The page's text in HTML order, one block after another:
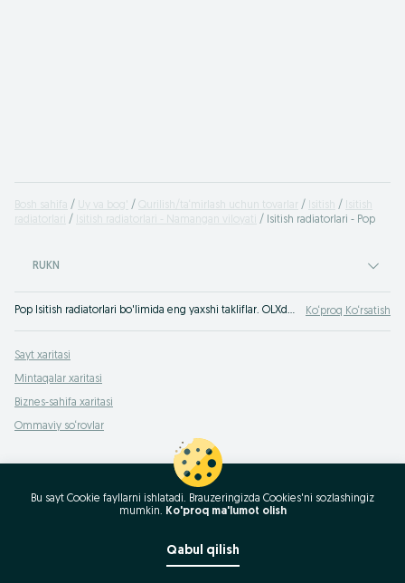
Bosh sahifa Uy va bog' Qurilish/ta‘mirlash uchun tovarlar Isitish
Isitish
radiatorlari
Isitish radiatorlari - Namangan viloyati Isitish radiatorlari - Pop
RUKN
Pop Isitish radiatorlari bo'limida eng yaxshi takliflar. OLXda hamyonbop narxlarda mahsulot va xizmatlarning katta tanlovi! OLX.uz da ko'plab takliflar! Ko‘proq Ko‘rsatish
Sayt xaritasi
Mintaqalar xaritasi
Biznes-sahifa xaritasi
Ommaviy so‘rovlar
Bu sayt Cookie fayllarni ishlatadi. Brauzeringizda Cookies'ni sozlashingiz
mumkin. Ko'proq ma'lumot olish
Qabul qilish